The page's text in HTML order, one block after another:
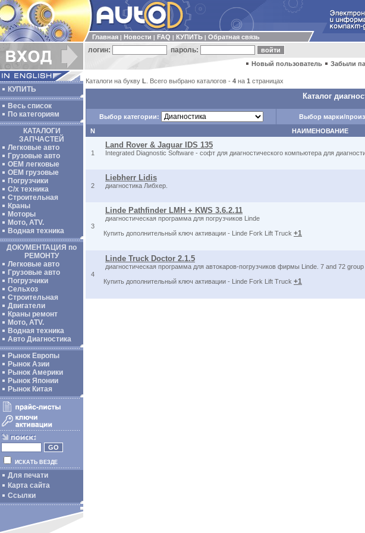
Главная Новости FAQ КУПИТЬ Обратная связь
логин: пароль:
Новый пользователь Забыли
КУПИТЬ
Весь список
По категориям
КАТАЛОГИ
ЗАПЧАСТЕЙ
Легковые авто
Грузовые авто
ОЕМ легковые
OEM грузовые
Погрузчики
С/х техника
Строительная
Краны
Моторы
Мото, ATV.
Водная техника
ДОКУМЕНТАЦИЯ по
РЕМОНТУ
Легковые авто
Грузовые авто
Погрузчики
Сельхоз
Строительная
Двигатели
Краны ремонт
Мото, ATV.
Водная техника
Авто Диагностика
Рынок Европы
Рынок Азии
Рынок Америки
Рынок Японии
Рынок Китая
ИСКАТЬ ВЕЗДЕ
Для печати
Карта сайта
Ссылки
Каталоги на букву L . Всего выбрано каталогов - 4 на 1 страницах
Каталог
Выбор категории: Выбор марки/
N
НАИМЕНОВАНИЕ
1
Land Rover & Jaguar IDS 135
Integrated Diagnostic Software - софт для диагностического компьютера для
2
Liebherr Lidis
диагностика Либхер.
3
Linde Pathfinder LMH + KWS 3.6.2.11
диагностическая программа для погрузчиков Linde
Купить дополнительный ключ активации - Linde Fork Lift Truck +1
4
Linde Truck Doctor 2.1.5
диагностическая программа для автокаров-погрузчиков фирмы Linde. 7 and 72
Купить дополнительный ключ активации - Linde Fork Lift Truck +1